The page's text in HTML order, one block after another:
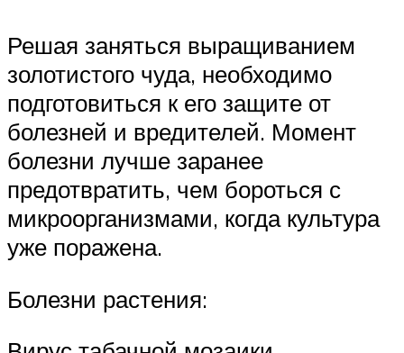
Решая заняться выращиванием
золотистого чуда, необходимо
подготовиться к его защите от
болезней и вредителей. Момент
болезни лучше заранее
предотвратить, чем бороться с
микроорганизмами, когда культура
уже поражена.
Болезни растения: